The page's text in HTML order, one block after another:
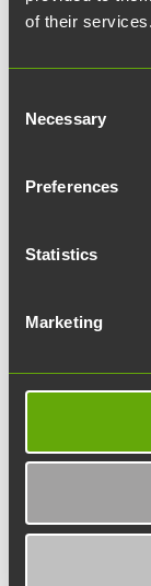
of their services.
Selection
Necessary
Preferences
Statistics
Marketing